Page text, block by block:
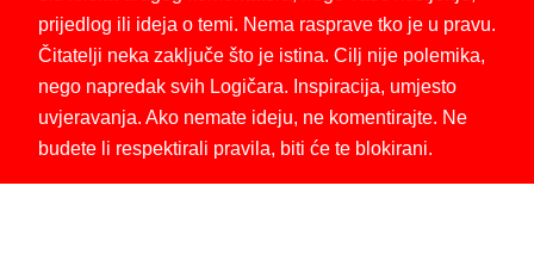
prijedlog ili ideja o temi. Nema rasprave tko je u pravu.
Čitatelji neka zaključe što je istina. Cilj nije polemika,
nego napredak svih Logičara. Inspiracija, umjesto
uvjeravanja. Ako nemate ideju, ne komentirajte. Ne
budete li respektirali pravila, biti će te blokirani.